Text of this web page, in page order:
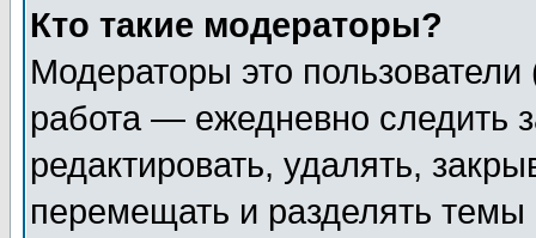
Кто такие модераторы?
Модераторы это
работа — ежедневно следить
редактировать, удалять,
перемещать и разделять